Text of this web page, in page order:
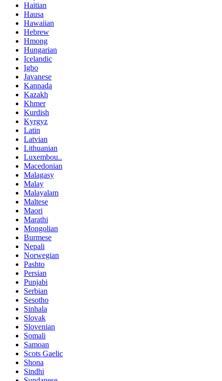
Haitian
Hausa
Hawaiian
Hebrew
Hmong
Hungarian
Icelandic
Igbo
Javanese
Kannada
Kazakh
Khmer
Kurdish
Kyrgyz
Latin
Latvian
Lithuanian
Luxembou..
Macedonian
Malagasy
Malay
Malayalam
Maltese
Maori
Marathi
Mongolian
Burmese
Nepali
Norwegian
Pashto
Persian
Punjabi
Serbian
Sesotho
Sinhala
Slovak
Slovenian
Somali
Samoan
Scots Gaelic
Shona
Sindhi